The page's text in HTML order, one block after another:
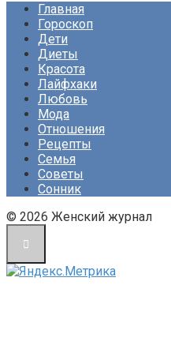
Главная
Гороскоп
Дети
Диеты
Красота
Лайфхаки
Любовь
Мода
Отношения
Рецепты
Семья
Советы
Сонник
© 2026 Женский журнал